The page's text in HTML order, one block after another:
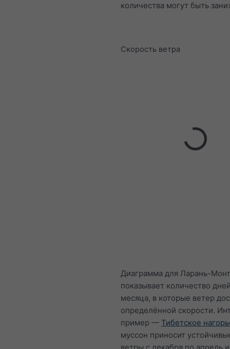
количества могут быть
Скорость ветра
Диаграмма для Ларань-
показывает количество
месяца, в которые ветер
определённой скорости.
пример — Тибетское
муссон приносит